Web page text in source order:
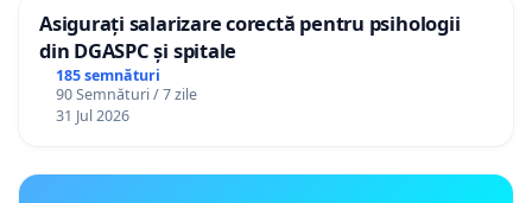
Asigurați salarizare corectă pentru psihologii
din DGASPC și spitale
185 semnături
90 Semnături / 7 zile
31 Jul 2026